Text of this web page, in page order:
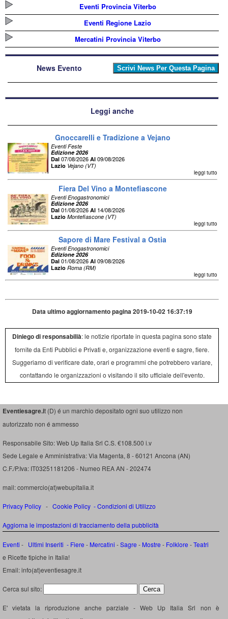
Eventi Provincia Viterbo
Eventi Regione Lazio
Mercatini Provincia Viterbo
News Evento
Leggi anche
Gnoccarelli e Tradizione a Vejano
Eventi Feste
Edizione 2026
Dal 07/08/2026 Al 09/08/2026
Lazio Vejano (VT)
leggi tutto
Fiera Del Vino a Montefiascone
Eventi Enogastronomici
Edizione 2026
Dal 01/08/2026 Al 14/08/2026
Lazio Montefiascone (VT)
leggi tutto
Sapore di Mare Festival a Ostia
Eventi Enogastronomici
Edizione 2026
Dal 01/08/2026 Al 09/08/2026
Lazio Roma (RM)
leggi tutto
Data ultimo aggiornamento pagina 2019-10-02 16:37:19
Diniego di responsabilià: le notizie riportate in questa pagina sono state
fornite da Enti Pubblici e Privati e, organizzazione eventi e sagre, fiere.
Suggeriamo di verificare date, orari e programmi che potrebbero variare,
contattando le organizzazioni o visitando il sito ufficiale dell'evento.
Eventiesagre.it (D) é un marchio depositato ogni suo utilizzo non
autorizzato non é ammesso
Responsabile Sito: Web Up Italia Srl C.S. €108.500 i.v
Sede Legale e Amministrativa: Via Magenta, 8 - 60121 Ancona (AN)
C.F./P.Iva: IT03251181206 - Numeo REA AN - 202474
mail: commercio(at)webupitalia.it
Privacy Policy - Cookie Policy -Condizioni di Utilizzo
Aggiorna le impostazioni di tracciamento della pubblicità
Eventi - Ultimi Inseriti - Fiere - Mercatini -Sagre - Mostre - Folklore -Teatri
e Ricette tipiche in Italia!
Email: info(at)eventiesagre.it
Cerca sul sito:
E' vietata la riproduzione anche parziale - Web Up Italia Srl non è